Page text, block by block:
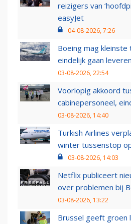
reizigers van
easyJet
04-08-2026, 7:26
Boeing mag kleinste
eindelijk gaan leveren
03-08-2026, 22:54
Voorlopig akkoord
cabinepersoneel,
03-08-2026, 14:40
Turkish Airlines
winter tussenstop
03-08-2026, 14:03
Netflix publiceert
over problemen bij
03-08-2026, 13:22
Brussel geeft groen